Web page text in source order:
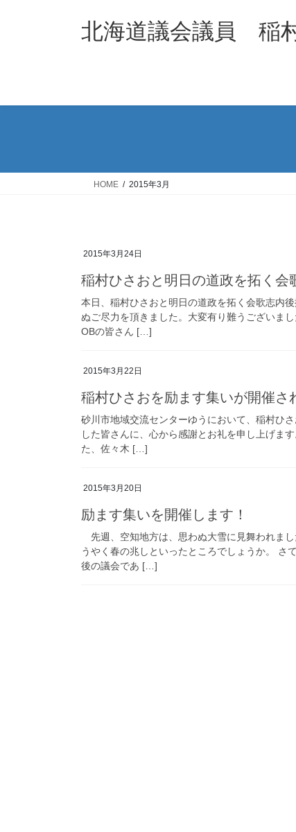
ス
ン
北海道議会議員 稲
HOME 2015年3月
2015年3月24日
稲村ひさおと明日の道政を拓く会
本日、稲村ひさおと明日の道政を拓く会歌志内
ぬご尽力を頂きました。大変有り難うございま
OBの皆さん […]
2015年3月22日
稲村ひさおを励ます集いが開催さ
砂川市地域交流センターゆうにおいて、稲村ひ
した皆さんに、心から感謝とお礼を申し上げま
た、佐々木 […]
2015年3月20日
励ます集いを開催します！
先週、空知地方は、思わぬ大雪に見舞われま
うやく春の兆しといったところでしょうか。 さ
後の議会であ […]